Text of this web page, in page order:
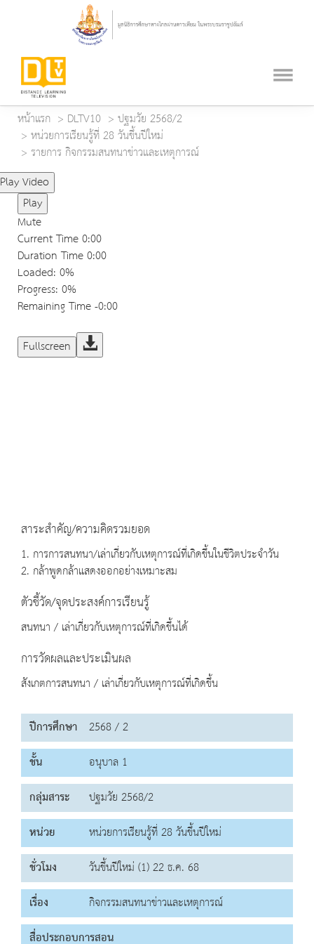
หน้าแรก DLTV10
ปฐมวัย 2568/2
หน่วยการเรียนรู้ที่ 28 วันขึ้นปีใหม่
รายการ กิจกรรมสนทนาข่าวและเหตุการณ์
Play Video
Play
Mute
Current Time0:00
Duration Time0:00
Loaded: 0%
Progress: 0%
Remaining Time-0:00
Fullscreen
สาระสำคัญ/ความคิดรวมยอด
1. การการสนทนา/เล่าเกี่ยวกับเหตุการณ์ที่เกิดขึ้นในชีวิตประจำวัน
2. กล้าพูดกล้าแสดงออกอย่างเหมาะสม
ตัวชี้วัด/จุดประสงค์การเรียนรู้
สนทนา / เล่าเกี่ยวกับเหตุการณ์ที่เกิดขึ้นได้
การวัดผลและประเมินผล
สังเกตการสนทนา / เล่าเกี่ยวกับเหตุการณ์ที่เกิดขึ้น
ปีการศึกษา 2568 / 2
ชั้น
อนุบาล 1
กลุ่มสาระ
ปฐมวัย 2568/2
หน่วย
หน่วยการเรียนรู้ที่ 28 วันขึ้นปีใหม่
ชั่วโมง
วันขึ้นปีใหม่ (1) 22 ธ.ค. 68
เรื่อง
กิจกรรมสนทนาข่าวและเหตุการณ์
สื่อประกอบการสอน